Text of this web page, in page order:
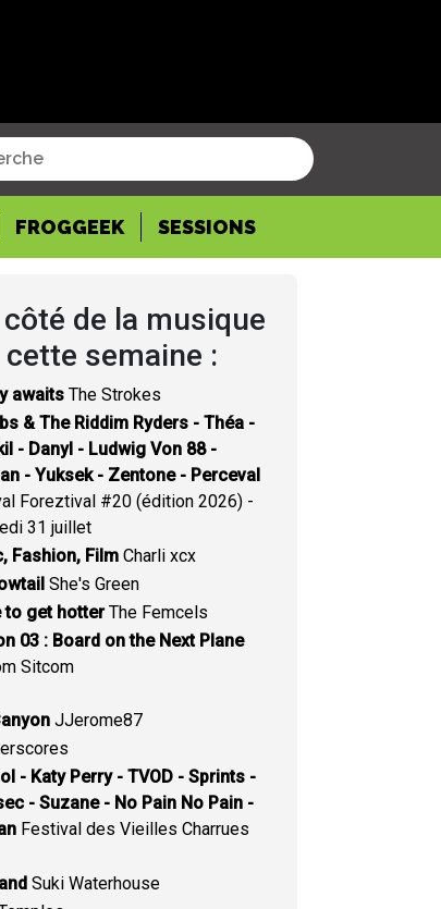
FROGGEEK SESSIONS
côté de la musique
cette semaine :
awaits The Strokes
& The Riddim Ryders - Théa -
- Danyl - Ludwig Von 88 -
- Yuksek - Zentone - Perceval
Foreztival #20 (édition 2026) -
31 juillet
Fashion, Film Charli xcx
She's Green
to get hotterThe Femcels
03 : Board on the Next Plane
Sitcom
JJerome87
- Katy Perry - TVOD - Sprints -
- Suzane - No Pain No Pain -
Festival des Vieilles Charrues
Suki Waterhouse